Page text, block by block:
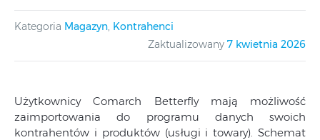
Kategoria Magazyn, Kontrahenci
Zaktualizowany 7 kwietnia 2026
Użytkownicy Comarch Betterfly mają możliwość
zaimportowania do programu danych swoich
kontrahentów i produktów (usługi i towary). Schemat